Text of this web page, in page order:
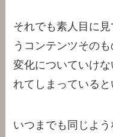
それでも素人目に
うコンテンツその
変化についていけ
れてしまっていると
いつまでも同じよ